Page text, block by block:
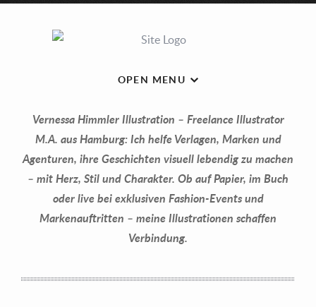
OPEN MENU
Vernessa Himmler Illustration – Freelance Illustrator
M.A. aus Hamburg: Ich helfe Verlagen, Marken und
Agenturen, ihre Geschichten visuell lebendig zu machen
– mit Herz, Stil und Charakter. Ob auf Papier, im Buch
oder live bei exklusiven Fashion-Events und
Markenauftritten – meine Illustrationen schaffen
Verbindung.